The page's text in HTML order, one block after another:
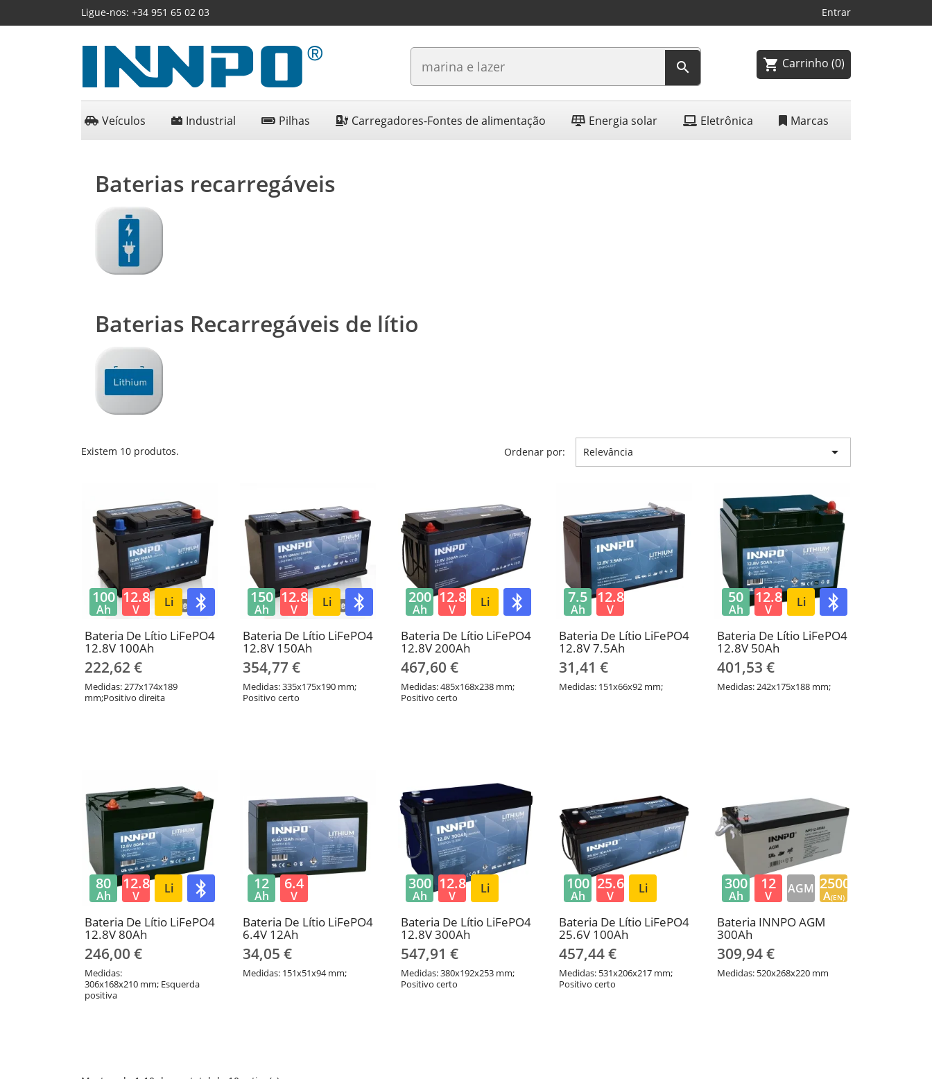
Ligue-nos: +34 951 65 02 03 Entrar
 shopping_cart Carrinho (0)
Veículos Industrial Pilhas Carregadores-Fontes de alimentação Energia solar Eletrônica Marcas
Baterias recarregáveis
Baterias Recarregáveis de lítio
Existem 10 produtos. Ordenar por: Relevância 
Bateria De Lítio LiFePO4
12.8V 100Ah
222,62 €
Medidas: 277x174x189
mm;Positivo direita
100
Ah
12.8
V Li
Bateria De Lítio LiFePO4
12.8V 150Ah
354,77 €
Medidas: 335x175x190 mm;
Positivo certo
150
Ah
12.8
V Li
Bateria De Lítio LiFePO4
12.8V 200Ah
467,60 €
Medidas: 485x168x238 mm;
Positivo certo
200
Ah
12.8
V Li
Bateria De Lítio LiFePO4
12.8V 7.5Ah
31,41 €
Medidas: 151x66x92 mm;
7.5
Ah
12.8
V
Bateria De Lítio LiFePO4
12.8V 50Ah
401,53 €
Medidas: 242x175x188 mm;
50
Ah
12.8
V Li
Bateria De Lítio LiFePO4
12.8V 80Ah
246,00 €
Medidas:
306x168x210 mm; Esquerda
positiva
80
Ah
12.8
V Li
Bateria De Lítio LiFePO4
6.4V 12Ah
34,05 €
Medidas: 151x51x94 mm;
12
Ah
6.4
V
Bateria De Lítio LiFePO4
12.8V 300Ah
547,91 €
Medidas: 380x192x253 mm;
Positivo certo
300
Ah
12.8
V Li
Bateria De Lítio LiFePO4
25.6V 100Ah
457,44 €
Medidas: 531x206x217 mm;
Positivo certo
100
Ah
25.6
V Li
Bateria INNPO AGM
300Ah
309,94 €
Medidas: 520x268x220 mm
300
Ah
12
V AGM 2500
A(EN)